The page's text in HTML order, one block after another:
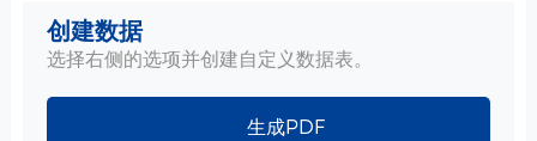
创建数据
选择右侧的选项并创建自定义数据表。
生成PDF